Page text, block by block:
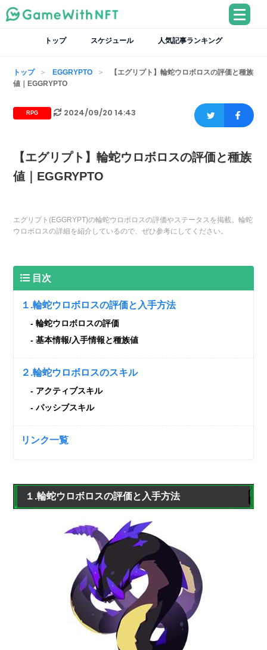
トップ スケジュール 人気記事ランキング
トップ EGGRYPTO
【エグリプト】輪蛇ウロボロスの評価と種族
値｜EGGRYPTO
RPG 2024/09/20 14:43
【エグリプト】輪蛇ウロボロスの評価と種族
値｜EGGRYPTO
エグリプト(EGGRYPT)の輪蛇ウロボロスの評価やステータスを掲載。輪蛇
ウロボロスの詳細を紹介しているので、ぜひ参考にしてください。
目次
１.輪蛇ウロボロスの評価と入手方法
輪蛇ウロボロスの評価
基本情報/入手情報と種族値
２.輪蛇ウロボロスのスキル
アクティブスキル
パッシブスキル
リンク一覧
１.輪蛇ウロボロスの評価と入手方法